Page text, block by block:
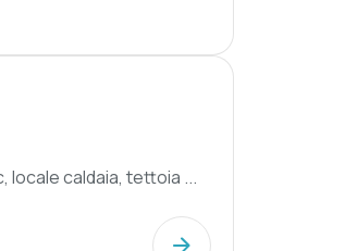
locale caldaia, tettoia ...